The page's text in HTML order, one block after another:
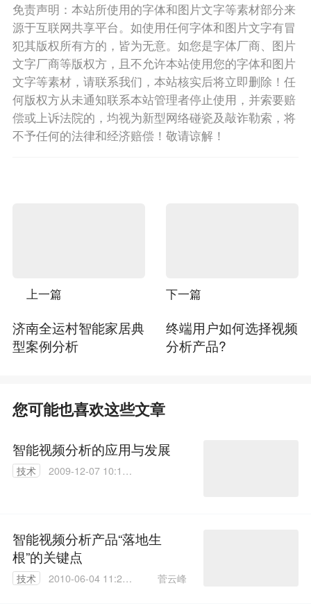
免责声明：本站所使用的字体和图片文字等素材部分来
源于互联网共享平台。如使用任何字体和图片文字有冒
犯其版权所有方的，皆为无意。如您是字体厂商、图片
文字厂商等版权方，且不允许本站使用您的字体和图片
文字等素材，请联系我们，本站核实后将立即删除！任
何版权方从未通知联系本站管理者停止使用，并索要赔
偿或上诉法院的，均视为新型网络碰瓷及敲诈勒索，将
不予任何的法律和经济赔偿！敬请谅解！
上一篇
济南全运村智能家居典
型案例分析
下一篇
终端用户如何选择视频
分析产品?
您可能也喜欢这些文章
智能视频分析的应用与发展
技术
2009-12-07 10:14:
智能视频分析产品“落地生
根”的关键点
技术
2010-06-04 11:29:
菅云峰